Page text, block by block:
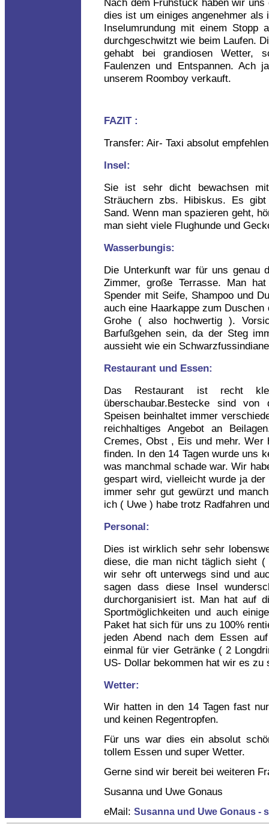
Nach dem Frühstück haben wir
dies ist um einiges angenehmer als
Inselumrundung mit einem Stopp
durchgeschwitzt wie beim Laufen.
gehabt bei grandiosen Wetter,
Faulenzen und Entspannen. Ach
unserem Roomboy verkauft.
FAZIT :
Transfer: Air- Taxi absolut
Insel:
Sie ist sehr dicht bewachsen
Sträuchern zbs. Hibiskus. Es
Sand. Wenn man spazieren geht,
man sieht viele Flughunde und
Wasserbungis:
Die Unterkunft war für uns genau
Zimmer, große Terrasse. Man
Spender mit Seife, Shampoo und
auch eine Haarkappe zum
Grohe ( also hochwertig ).
Barfußgehen sein, da der Steg
aussieht wie ein
Restaurant und Essen:
Das Restaurant ist recht
überschaubar.Bestecke sind
Speisen beinhaltet immer
reichhaltiges Angebot an
Cremes, Obst , Eis und mehr.
finden. In den 14 Tagen wurde uns
was manchmal schade war. Wir
gespart wird, vielleicht wurde ja
immer sehr gut gewürzt und
ich ( Uwe ) habe trotz Radfahren
Personal:
Dies ist wirklich sehr sehr
diese, die man nicht täglich sieht
wir sehr oft unterwegs sind und
sagen dass diese Insel
durchorganisiert ist. Man hat auf
Sportmöglichkeiten und auch
Paket hat sich für uns zu 100%
jeden Abend nach dem Essen
einmal für vier Getränke ( 2
US- Dollar bekommen hat wir es zu
Wetter:
Wir hatten in den 14 Tagen fast
und keinen Regentropfen.
Für uns war dies ein absolut
tollem Essen und super Wetter.
Gerne sind wir bereit bei weiteren
Susanna und Uwe Gonaus
eMail: Susanna und Uwe Gonaus -